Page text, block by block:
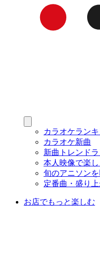
カラオケラン
カラオケ新曲
新曲トレンド
本人映像で楽し
旬のアニソンを
定番曲・盛り
お店でもっと楽しむ